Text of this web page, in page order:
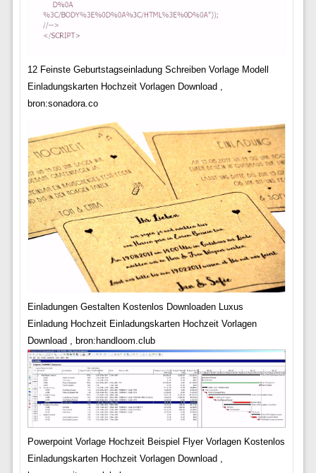
12 Feinste Geburtstagseinladung Schreiben Vorlage Modell
Einladungskarten Hochzeit Vorlagen Download ,
bron:sonadora.co
Einladungen Gestalten Kostenlos Downloaden Luxus
Einladung Hochzeit Einladungskarten Hochzeit Vorlagen
Download , bron:handloom.club
Powerpoint Vorlage Hochzeit Beispiel Flyer Vorlagen Kostenlos
Einladungskarten Hochzeit Vorlagen Download ,